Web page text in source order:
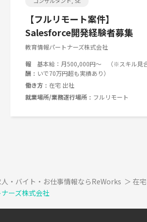
【フルリモート案件】
Salesforce開発経験者募集
教育情報パートナーズ株式会社
報
酬
基本給：月500,000円～ （※スキル見
いで70万円超も実績あり）
働き方
在宅 出社
就業場所/業務遂行場所
フルリモート
・バイト・お仕事情報ならReWorks ＞ 在
ーズ株式会社